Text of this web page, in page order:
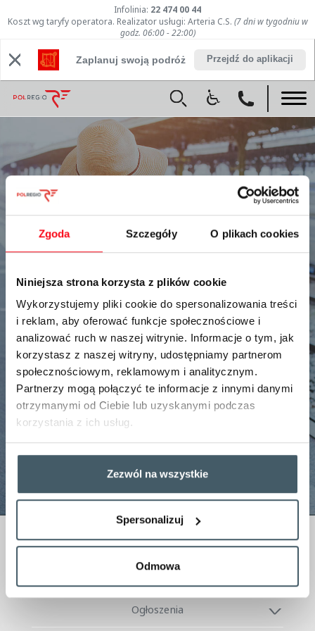
Zgoda Szczegóły O plikach cookies
Niniejsza strona korzysta z plików cookie
Wykorzystujemy pliki cookie do spersonalizowania treści
i reklam, aby oferować funkcje społecznościowe i
analizować ruch w naszej witrynie. Informacje o tym, jak
korzystasz z naszej witryny, udostępniamy partnerom
społecznościowym, reklamowym i analitycznym.
Partnerzy mogą połączyć te informacje z innymi danymi
otrzymanymi od Ciebie lub uzyskanymi podczas
korzystania z ich usług.
Zezwól na wszystkie
Spersonalizuj
Odmowa
Infolinia: 22 474 00 44
Koszt wg taryfy operatora. Realizator usługi: Arteria C.S. (7 dni w tygodniu w
godz. 06:00 - 22:00)
Zaplanuj swoją podróż Przejdź do aplikacji
404
Przepraszamy. Strona odjechała
zgodnie z rozkładem
Powrót na stronę główną!
Jesteśmy w Grupie
O Firmie
Ogłoszenia